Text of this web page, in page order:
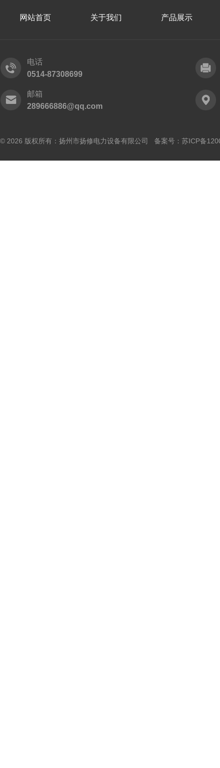
网站首页 关于我们 产品展示
电话
0514-87308699
邮箱
289666886@qq.com
© 2026 版权所有：扬州市扬修电力设备有限公司 备案号： 苏ICP备